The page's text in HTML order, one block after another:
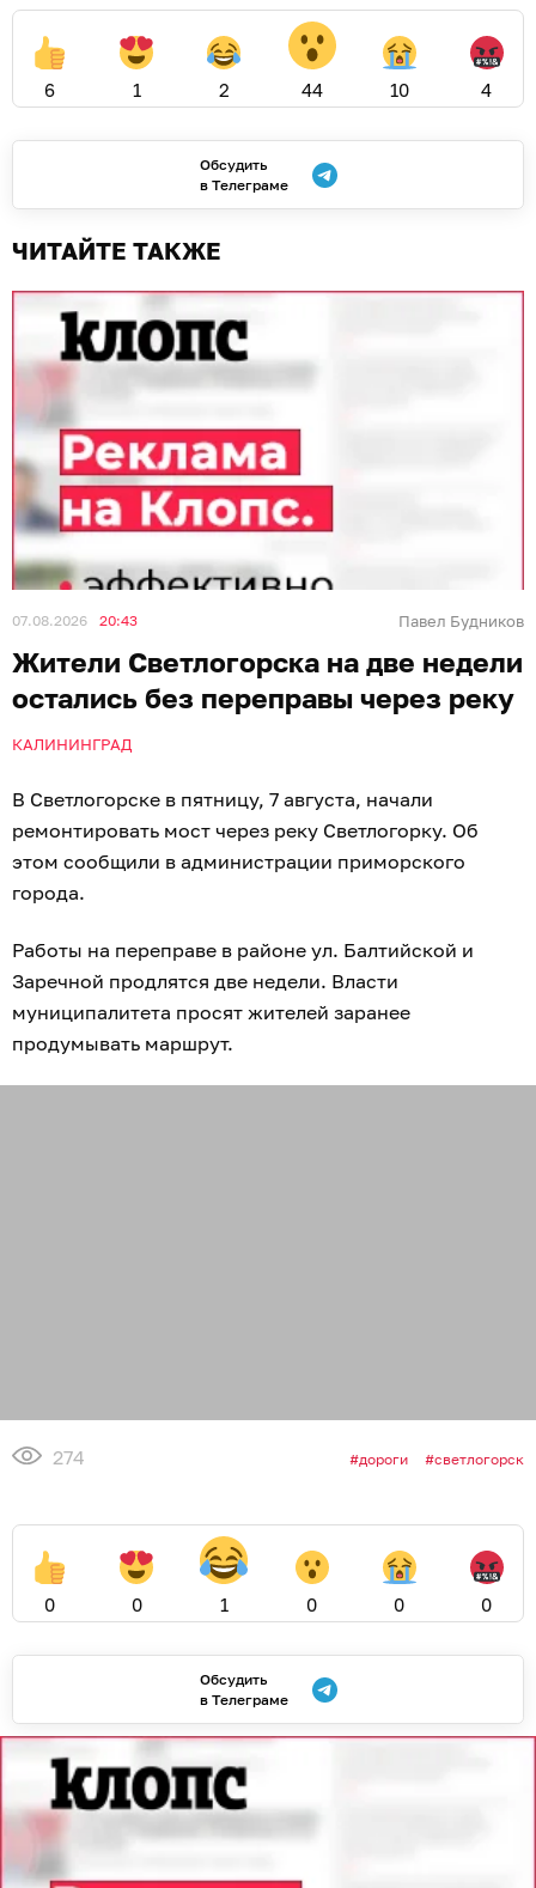
6 1 2 44 10 4
Обсудить
в Телеграме
ЧИТАЙТЕ ТАКЖЕ
07.08.2026 20:43 Павел Будников
Жители Светлогорска на две недели
остались без переправы через реку
КАЛИНИНГРАД
В Светлогорске в пятницу, 7 августа, начали
ремонтировать мост через реку Светлогорку. Об
этом сообщили в администрации приморского
города.
Работы на переправе в районе ул. Балтийской и
Заречной продлятся две недели. Власти
муниципалитета просят жителей заранее
продумывать маршрут.
274 дороги светлогорск
0 0 1 0 0 0
Обсудить
в Телеграме